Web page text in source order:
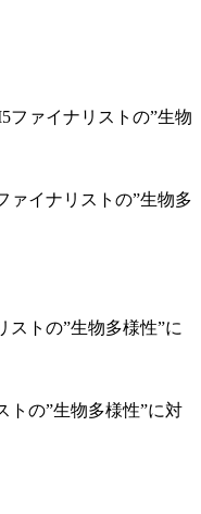
ァイナリストの”生物多
トの”生物多様性”に対